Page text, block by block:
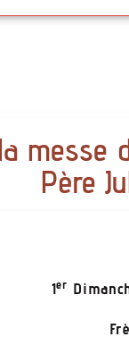
messe
Père
1er